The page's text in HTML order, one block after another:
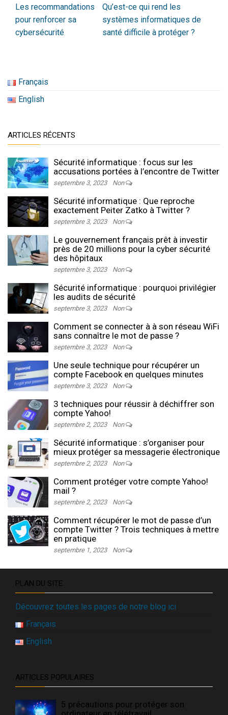
Les recommandations
pour renforcer sa
cybersécurité
Qu’est-ce qui rend les
systèmes informatiques de
santé difficile à protéger ?
Français
English
ARTICLES RÉCENTS
Sécurité informatique : focus sur les
accusations portées à l’encontre de Twitter
septembre 3, 2023 Non
Sécurité informatique : Que reproche
exactement Peiter Zatko à Twitter ?
septembre 3, 2023 Non
Le gouvernement français prêt à investir
près de 20 millions pour la cyber sécurité
des hôpitaux
septembre 3, 2023 Non
Sécurité informatique : pourquoi privilégier
les audits de sécurité
septembre 3, 2023 Non
Comment se connecter à à son réseau WiFi
sans connaître le mot de passe ?
septembre 3, 2023 Non
Une seule technique pour récupérer un
compte Facebook en quelques minutes
septembre 3, 2023 Non
3 techniques pour réussir à déchiffrer son
compte Yahoo!
septembre 2, 2023 Non
Sécurité informatique : s’organiser pour
mieux protéger sa messagerie électronique
septembre 2, 2023 Non
Comment protéger votre compte Yahoo!
mail ?
septembre 2, 2023 Non
Comment récupérer le mot de passe d’un
compte Twitter ? Trois techniques à mettre
en pratique
septembre 1, 2023 Non
PLAN DU SITE
Découvrez toutes les pages de notre blog ici
Français
English
ARTICLES POPULAIRES
5 précautions pour protéger son